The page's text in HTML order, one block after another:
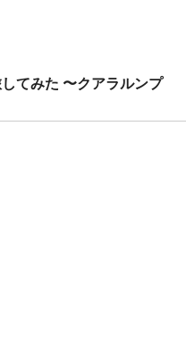
てみた 〜クアラルンプ